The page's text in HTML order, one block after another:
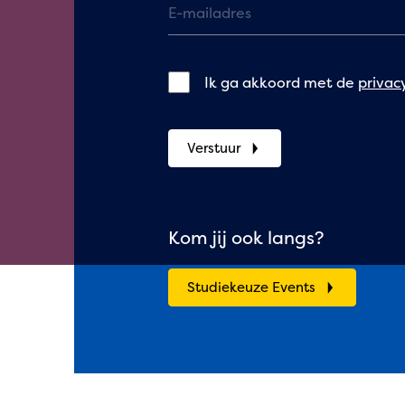
Ik ga akkoord met de
Verstuur
Kom jij ook langs?
Studiekeuze Events